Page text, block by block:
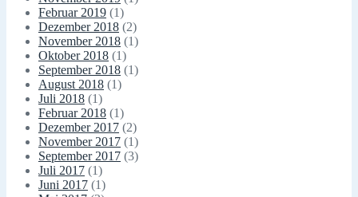
Februar 2019 (1)
Dezember 2018 (2)
November 2018 (1)
Oktober 2018 (1)
September 2018 (1)
August 2018 (1)
Juli 2018 (1)
Februar 2018 (1)
Dezember 2017 (2)
November 2017 (1)
September 2017 (3)
Juli 2017 (1)
Juni 2017 (1)